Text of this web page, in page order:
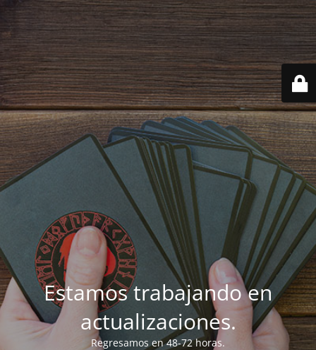
Estamos trabajando en
actualizaciones.
Regresamos en 48-72 horas.